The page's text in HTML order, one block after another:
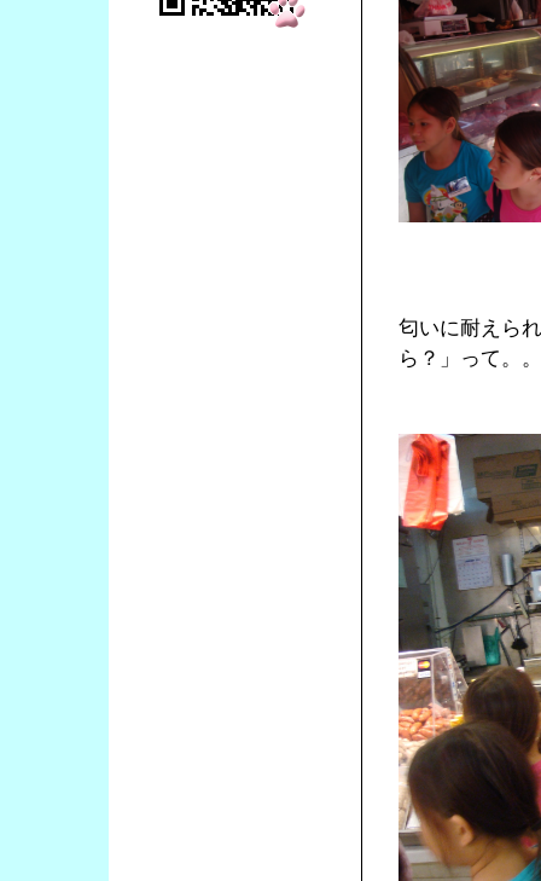
匂いに耐えら
ら？」って。